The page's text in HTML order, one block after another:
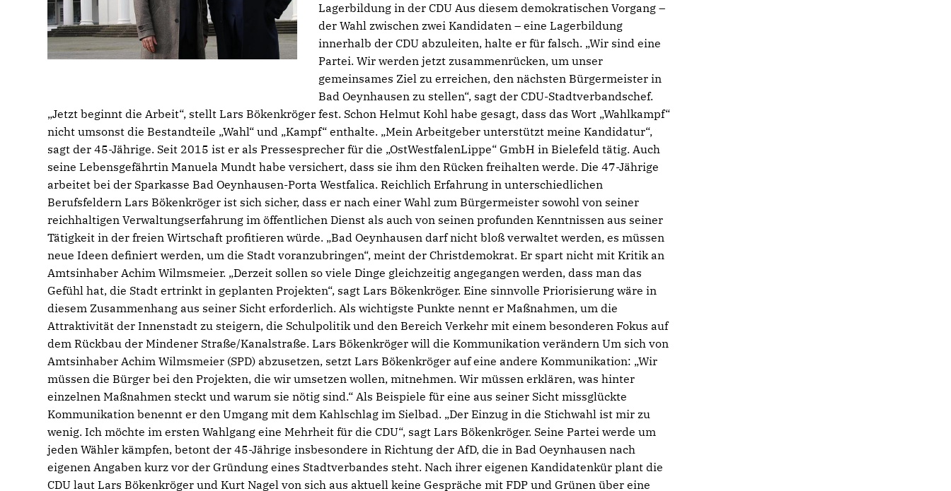
Lagerbildung in der CDU Aus diesem demokratischen Vorgang –
der Wahl zwischen zwei Kandidaten – eine Lagerbildung
innerhalb der CDU abzuleiten, halte er für falsch. „Wir sind eine
Partei. Wir werden jetzt zusammenrücken, um unser
gemeinsames Ziel zu erreichen, den nächsten Bürgermeister in
Bad Oeynhausen zu stellen“, sagt der CDU-Stadtverbandschef.
Jetzt beginnt die Arbeit“, stellt Lars Bökenkröger fest. Schon Helmut Kohl habe gesagt, dass das Wort „Wahlkampf“
nicht umsonst die Bestandteile „Wahl“ und „Kampf“ enthalte. „Mein Arbeitgeber unterstützt meine Kandidatur“,
sagt der 45-Jährige. Seit 2015 ist er als Pressesprecher für die „OstWestfalenLippe“ GmbH in Bielefeld tätig. Auch
seine Lebensgefährtin Manuela Mundt habe versichert, dass sie ihm den Rücken freihalten werde. Die 47-Jährige
arbeitet bei der Sparkasse Bad Oeynhausen-Porta Westfalica. Reichlich Erfahrung in unterschiedlichen
Berufsfeldern Lars Bökenkröger ist sich sicher, dass er nach einer Wahl zum Bürgermeister sowohl von seiner
reichhaltigen Verwaltungserfahrung im öffentlichen Dienst als auch von seinen profunden Kenntnissen aus seiner
Tätigkeit in der freien Wirtschaft profitieren würde. „Bad Oeynhausen darf nicht bloß verwaltet werden, es müssen
neue Ideen definiert werden, um die Stadt voranzubringen“, meint der Christdemokrat. Er spart nicht mit Kritik an
Amtsinhaber Achim Wilmsmeier. „Derzeit sollen so viele Dinge gleichzeitig angegangen werden, dass man das
Gefühl hat, die Stadt ertrinkt in geplanten Projekten“, sagt Lars Bökenkröger. Eine sinnvolle Priorisierung wäre in
diesem Zusammenhang aus seiner Sicht erforderlich. Als wichtigste Punkte nennt er Maßnahmen, um die
Attraktivität der Innenstadt zu steigern, die Schulpolitik und den Bereich Verkehr mit einem besonderen Fokus auf
dem Rückbau der Mindener Straße/Kanalstraße. Lars Bökenkröger will die Kommunikation verändern Um sich von
Amtsinhaber Achim Wilmsmeier (SPD) abzusetzen, setzt Lars Bökenkröger auf eine andere Kommunikation: „Wir
müssen die Bürger bei den Projekten, die wir umsetzen wollen, mitnehmen. Wir müssen erklären, was hinter
einzelnen Maßnahmen steckt und warum sie nötig sind.“ Als Beispiele für eine aus seiner Sicht missglückte
Kommunikation benennt er den Umgang mit dem Kahlschlag im Sielbad. „Der Einzug in die Stichwahl ist mir zu
wenig. Ich möchte im ersten Wahlgang eine Mehrheit für die CDU“, sagt Lars Bökenkröger. Seine Partei werde um
jeden Wähler kämpfen, betont der 45-Jährige insbesondere in Richtung der AfD, die in Bad Oeynhausen nach
eigenen Angaben kurz vor der Gründung eines Stadtverbandes steht. Nach ihrer eigenen Kandidatenkür plant die
CDU laut Lars Bökenkröger und Kurt Nagel von sich aus aktuell keine Gespräche mit FDP und Grünen über eine